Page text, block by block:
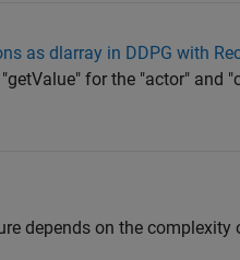
as dlarray in DDPG with
for the "actor" and
depends on the